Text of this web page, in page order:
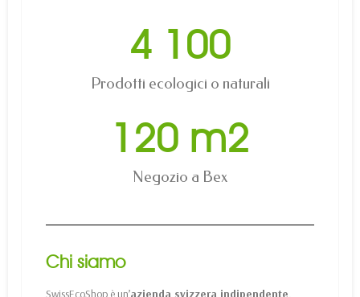
4 100
Prodotti ecologici o naturali
120 m2
Negozio a Bex
Chi siamo
SwissEcoShop è un’azienda svizzera indipendente,